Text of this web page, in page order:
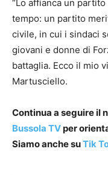
“Lo affianca un
tempo: un partito
civile, in cui i sindaci
giovani e donne di
battaglia. Ecco il mio
Martusciello.
Continua a seguire il
Bussola TVper
Siamo anche suTik